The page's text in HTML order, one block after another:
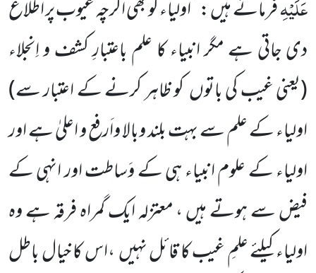
فرماتے ہیں : ’’ اولیاء کو بھی اگرچہ غیوب پر اطلاع
دی جاتی ہے مگر انبیاء کا علم باعتبارِ کشف و اِنجلاء
(یعنی غیب کی باتوں کو ظاہر کرنے کے اعتبار سے)
اولیاء کے علم سے بہت بلند وبالا واَرفع و اعلیٰ ہے اور
اولیاء کے علوم انبیاء ہی کے وَساطت اور انہی کے
فیض سے ہوتے ہیں ، معتزلہ ایک گمراہ فرقہ ہے وہ
اولیاء کیلئے علمِ غیب کا قائل نہیں ،اس کا خیال باطل